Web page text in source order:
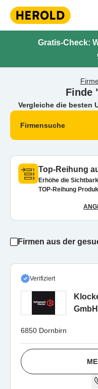
Gratis-Check:
Finde
Vergleiche die besten
Firmensuche
Top-Reihung
Erhöhe die
TOP-Reihung
Firmen aus der
Verifiziert
GmbH
6850 Dornbirn